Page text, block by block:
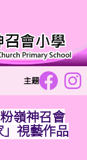
主題金句：「兩個
嶺神召會
視藝作品